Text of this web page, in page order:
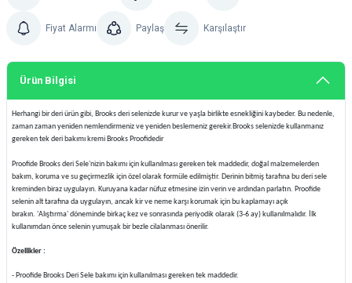
Fiyat Alarmı Paylaş Karşılaştır
Ürün Bilgisi
Herhangi bir deri ürün gibi, Brooks deri selenizde kurur ve yaşla birlikte esnekliğini kaybeder. Bu nedenle,
zaman zaman yeniden nemlendirmeniz ve yeniden beslemeniz gerekir.Brooks selenizde kullanmanız
gereken tek deri bakımı kremi Brooks Proofidedir
Proofide Brooks deri Sele'nizin bakımı için kullanılması gereken tek maddedir, doğal malzemelerden
bakım, koruma ve su geçirmezlik için özel olarak formüle edilmiştir. Derinin bitmiş tarafına bu deri sele
kreminden biraz uygulayın. Kuruyana kadar nüfuz etmesine izin verin ve ardından parlatın. Proofide
selenin alt tarafına da uygulayın, ancak kir ve neme karşı korumak için bu kaplamayı açık
bırakın. 'Alıştırma' döneminde birkaç kez ve sonrasında periyodik olarak (3-6 ay) kullanılmalıdır. İlk
kullanımdan önce selenin yumuşak bir bezle cilalanması önerilir.
Özellikler :
- Proofide Brooks Deri Sele bakımı için kullanılması gereken tek maddedir.